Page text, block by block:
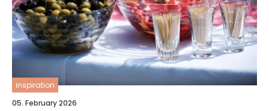
inspiration
05. February 2026